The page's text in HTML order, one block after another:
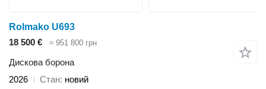
Rolmako U693
18 500 €
≈ 951 800 грн
Дискова борона
2026
Стан новий